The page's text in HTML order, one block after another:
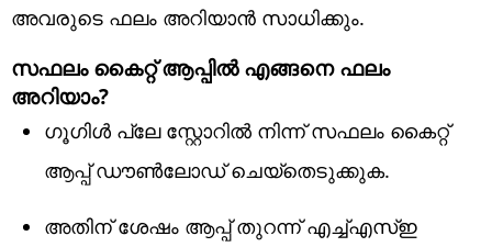
അവരുടെ ഫലം അറിയാന്‍ സാധിക്കും.
സഫലം കൈറ്റ് ആപ്പില്‍ എങ്ങനെ ഫലം
അറിയാം?
ഗൂഗിള്‍ പ്ലേ സ്റ്റോറില്‍ നിന്ന് സഫലം കൈറ്റ്
ആപ്പ് ഡൗണ്‍ലോഡ് ചെയ്‌തെടുക്കുക.
അതിന് ശേഷം ആപ്പ് തുറന്ന് എച്ച്എസ്ഇ